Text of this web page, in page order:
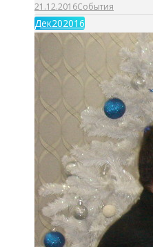
21.12.2016События
Дек202016